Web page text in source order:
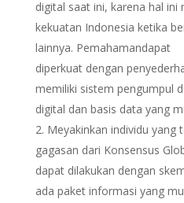
digital saat ini, karena hal ini
kekuatan Indonesia ketika
lainnya. Pemahamandapat
diperkuat dengan
memiliki sistem pengumpul
digital dan basis data yang
Meyakinkan individu yang
gagasan dari Konsensus
dapat dilakukan dengan
ada paket informasi yang